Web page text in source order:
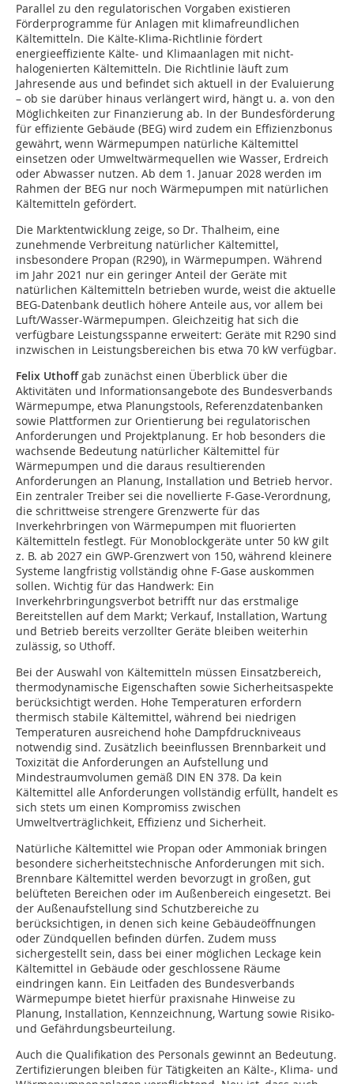
Parallel zu den regulatorischen Vorgaben existieren
Förderprogramme für Anlagen mit klimafreundlichen
Kältemitteln. Die Kälte-Klima-Richtlinie fördert
energieeffiziente Kälte- und Klimaanlagen mit nicht-
halogenierten Kältemitteln. Die Richtlinie läuft zum
Jahresende aus und befindet sich aktuell in der Evaluierung
– ob sie darüber hinaus verlängert wird, hängt u. a. von den
Möglichkeiten zur Finanzierung ab. In der Bundesförderung
für effiziente Gebäude (BEG) wird zudem ein Effizienzbonus
gewährt, wenn Wärmepumpen natürliche Kältemittel
einsetzen oder Umweltwärmequellen wie Wasser, Erdreich
oder Abwasser nutzen. Ab dem 1. Januar 2028 werden im
Rahmen der BEG nur noch Wärmepumpen mit natürlichen
Kältemitteln gefördert.
Die Marktentwicklung zeige, so Dr. Thalheim, eine
zunehmende Verbreitung natürlicher Kältemittel,
insbesondere Propan (R290), in Wärmepumpen. Während
im Jahr 2021 nur ein geringer Anteil der Geräte mit
natürlichen Kältemitteln betrieben wurde, weist die aktuelle
BEG-Datenbank deutlich höhere Anteile aus, vor allem bei
Luft/Wasser-Wärmepumpen. Gleichzeitig hat sich die
verfügbare Leistungsspanne erweitert: Geräte mit R290 sind
inzwischen in Leistungsbereichen bis etwa 70 kW verfügbar.
Felix Uthoffgab zunächst einen Überblick über die
Aktivitäten und Informationsangebote des Bundesverbands
Wärmepumpe, etwa Planungstools, Referenzdatenbanken
sowie Plattformen zur Orientierung bei regulatorischen
Anforderungen und Projektplanung. Er hob besonders die
wachsende Bedeutung natürlicher Kältemittel für
Wärmepumpen und die daraus resultierenden
Anforderungen an Planung, Installation und Betrieb hervor.
Ein zentraler Treiber sei die novellierte F-Gase-Verordnung,
die schrittweise strengere Grenzwerte für das
Inverkehrbringen von Wärmepumpen mit fluorierten
Kältemitteln festlegt. Für Monoblockgeräte unter 50 kW gilt
z. B. ab 2027 ein GWP-Grenzwert von 150, während kleinere
Systeme langfristig vollständig ohne F-Gase auskommen
sollen. Wichtig für das Handwerk: Ein
Inverkehrbringungsverbot betrifft nur das erstmalige
Bereitstellen auf dem Markt; Verkauf, Installation, Wartung
und Betrieb bereits verzollter Geräte bleiben weiterhin
zulässig, so Uthoff.
Bei der Auswahl von Kältemitteln müssen Einsatzbereich,
thermodynamische Eigenschaften sowie Sicherheitsaspekte
berücksichtigt werden. Hohe Temperaturen erfordern
thermisch stabile Kältemittel, während bei niedrigen
Temperaturen ausreichend hohe Dampfdruckniveaus
notwendig sind. Zusätzlich beeinflussen Brennbarkeit und
Toxizität die Anforderungen an Aufstellung und
Mindestraumvolumen gemäß DIN EN 378. Da kein
Kältemittel alle Anforderungen vollständig erfüllt, handelt es
sich stets um einen Kompromiss zwischen
Umweltverträglichkeit, Effizienz und Sicherheit.
Natürliche Kältemittel wie Propan oder Ammoniak bringen
besondere sicherheitstechnische Anforderungen mit sich.
Brennbare Kältemittel werden bevorzugt in großen, gut
belüfteten Bereichen oder im Außenbereich eingesetzt. Bei
der Außenaufstellung sind Schutzbereiche zu
berücksichtigen, in denen sich keine Gebäudeöffnungen
oder Zündquellen befinden dürfen. Zudem muss
sichergestellt sein, dass bei einer möglichen Leckage kein
Kältemittel in Gebäude oder geschlossene Räume
eindringen kann. Ein Leitfaden des Bundesverbands
Wärmepumpe bietet hierfür praxisnahe Hinweise zu
Planung, Installation, Kennzeichnung, Wartung sowie Risiko-
und Gefährdungsbeurteilung.
Auch die Qualifikation des Personals gewinnt an Bedeutung.
Zertifizierungen bleiben für Tätigkeiten an Kälte-, Klima- und